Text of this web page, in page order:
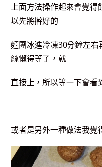
上面方法操作起來會覺得
以先將擀好的
麵團冰進冷凍30分鐘左
絲懶得等了，就
直接上，所以等一下會看
或者是另外一種做法我覺